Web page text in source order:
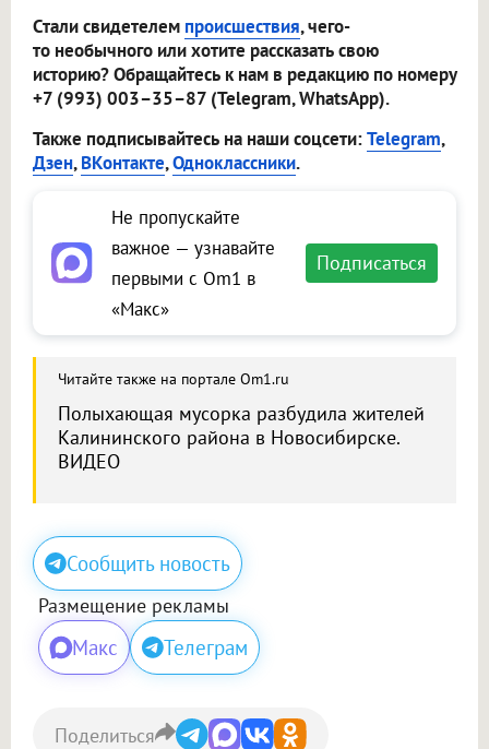
Стали свидетелем происшествия, чего-
то необычного или хотите рассказать свою
историю? Обращайтесь к нам в редакцию по номеру
+7 (993) 003–35–87 (Telegram, WhatsApp).
Также подписывайтесь на наши соцсети:Telegram,
Дзен,ВКонтакте,Одноклассники.
Не пропускайте
важное — узнавайте
первыми с Om1 в
«Макс»
Подписаться
Читайте также на портале Om1.ru
Полыхающая мусорка разбудила жителей
Калининского района в Новосибирске.
ВИДЕО
Сообщить новость
Размещение рекламы
Макс Телеграм
Поделиться